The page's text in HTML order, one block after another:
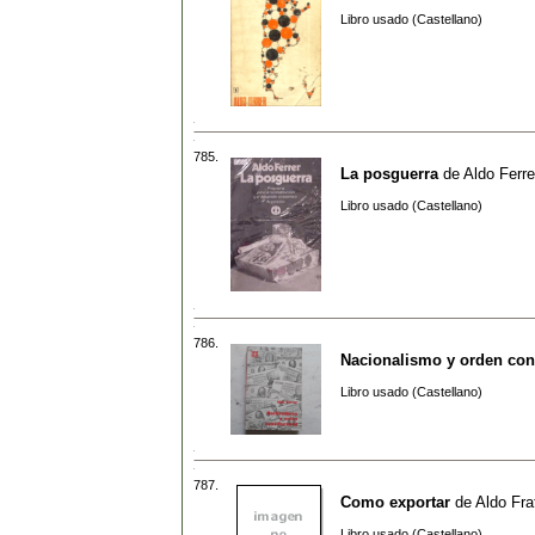
Libro usado (Castellano)
785.
La posguerra de Aldo
Libro usado (Castellano)
786.
Nacionalismo y orden
Libro usado (Castellano)
787.
Como exportar de Aldo